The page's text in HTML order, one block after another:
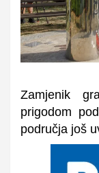
Zamjenik
prigodom
područja još